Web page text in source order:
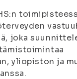
joka
yliopiston ja